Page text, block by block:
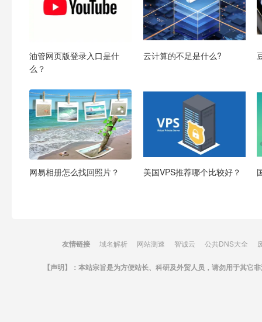
油管网页版登录入口是什
么？
云计算的不足是什么?
网易相册怎么找回照片？ 美国VPS推荐哪个比较好？
友情链接 域名解析 网站测速 智诚云 公共DNS大全
【声明】：本站宗旨是为方便站长、科研及外贸人员，请勿用于其